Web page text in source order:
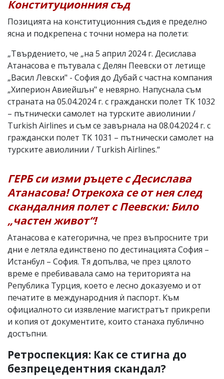
Конституционния съд
Позицията на конституционния съдия е пределно
ясна и подкрепена с точни номера на полети:
„Твърдението, че „на 5 април 2024 г. Десислава
Атанасова е пътувала с Делян Пеевски от летище
„Васил Левски" - София до Дубай с частна компания
„Хиперион Авиейшън" е невярно. Напуснала съм
страната на 05.04.2024 г. с граждански полет TK 1032
– пътнически самолет на турските авиолинии /
Turkish Airlines и съм се завърнала на 08.04.2024 г. с
граждански полет TK 1031 – пътнически самолет на
турските авиолинии / Turkish Airlines.“
ГЕРБ си изми ръцете с Десислава
Атанасова! Отрекоха се от нея след
скандалния полет с Пеевски: Било
„частен живот“!
Атанасова е категорична, че през въпросните три
дни е летяла единствено по дестинацията София –
Истанбул – София. Тя допълва, че през цялото
време е пребивавала само на територията на
Република Турция, което е лесно доказуемо и от
печатите в международния ѝ паспорт. Към
официалното си изявление магистратът прикрепи
и копия от документите, които станаха публично
достъпни.
Ретроспекция: Как се стигна до
безпрецедентния скандал?